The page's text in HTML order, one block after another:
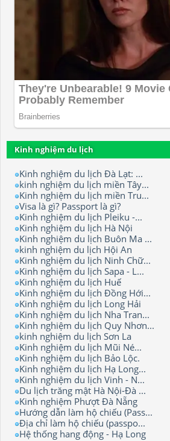
Kinh nghiệm du lịch
Kinh nghiệm du lịch Đà Lạt: ...
kinh nghiệm du lịch miền Tây...
Kinh nghiệm du lịch miền Tru...
Visa là gì? Passport là gì?
Kinh nghiệm du lịch Pleiku -...
Kinh nghiệm du lịch Hà Nội
Kinh nghiệm du lịch Buôn Ma ...
kinh nghiệm du lịch Hội An
Kinh nghiệm du lịch Ninh Chữ...
Kinh nghiệm du lịch Sapa - L...
Kinh nghiệm du lịch Huế
Kinh nghiệm du lịch Đồng Hới...
Kinh nghiệm du lịch Long Hải
Kinh nghiệm du lịch Nha Tran...
Kinh nghiệm du lịch Quy Nhơn...
kinh nghiệm du lịch Sơn La
Kinh nghiệm du lịch Mũi Né...
Kinh nghiệm du lịch Bảo Lộc.
Kinh nghiệm du lịch Hạ Long...
Kinh nghiệm du lịch Vinh - N...
Du lịch trăng mật Hà Nội-Đà ...
Kinh nghiệm Phượt Đà Nẵng
Hướng dẫn làm hộ chiếu (Pass...
Địa chỉ làm hộ chiếu (passpo...
Hệ thống hang động - Hạ Long